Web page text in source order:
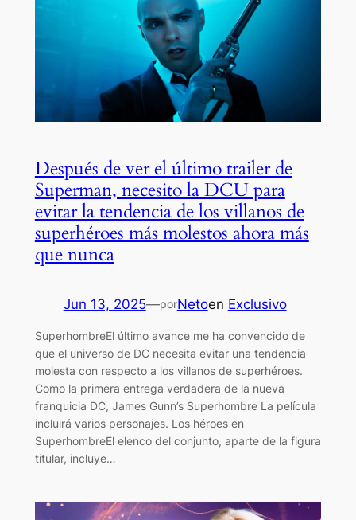
Después de ver el último trailer de
Superman, necesito la DCU para
evitar la tendencia de los villanos de
superhéroes más molestos ahora más
que nunca
Jun 13, 2025—porNetoen Exclusivo
SuperhombreEl último avance me ha convencido de
que el universo de DC necesita evitar una tendencia
molesta con respecto a los villanos de superhéroes.
Como la primera entrega verdadera de la nueva
franquicia DC, James Gunn’s Superhombre La película
incluirá varios personajes. Los héroes en
SuperhombreEl elenco del conjunto, aparte de la figura
titular, incluye…